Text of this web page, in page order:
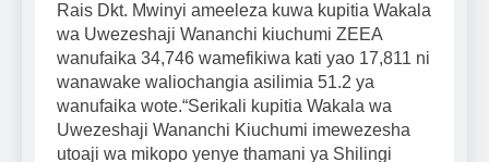
Rais Dkt. Mwinyi ameeleza kuwa kupitia Wakala
wa Uwezeshaji Wananchi kiuchumi ZEEA
wanufaika 34,746 wamefikiwa kati yao 17,811 ni
wanawake waliochangia asilimia 51.2 ya
wanufaika wote.“Serikali kupitia Wakala wa
Uwezeshaji Wananchi Kiuchumi imewezesha
utoaji wa mikopo yenye thamani ya Shilingi